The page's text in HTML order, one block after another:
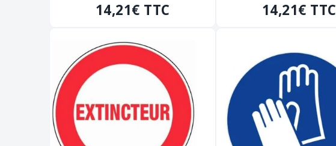
"CIRCULATION INTERDITE"
14,21€ TTC
D'ENTRER"
14,21€ TTC